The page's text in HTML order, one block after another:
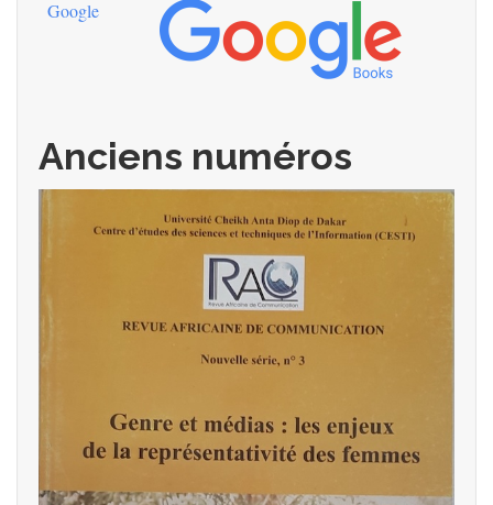
Google
Anciens numéros